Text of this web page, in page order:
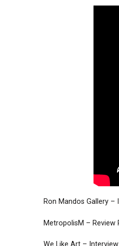
Ron Mandos Gallery –
MetropolisM – Review